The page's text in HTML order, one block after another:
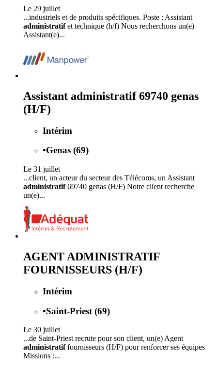
Le 29 juillet
...industriels et de produits spécifiques. Poste : Assistant
administratifet technique (h/f) Nous recherchons un(e)
Assistant(e)...
Assistant administratif 69740 genas
(H/F)
Intérim
•Genas (69)
Le 31 juillet
...client, un acteur du secteur des Télécoms, un Assistant
administratif69740 genas (H/F) Notre client recherche
un(e)...
AGENT ADMINISTRATIF
FOURNISSEURS (H/F)
Intérim
•Saint-Priest (69)
Le 30 juillet
...de Saint-Priest recrute pour son client, un(e) Agent
administratiffournisseurs (H/F) pour renforcer ses équipes
Missions :...